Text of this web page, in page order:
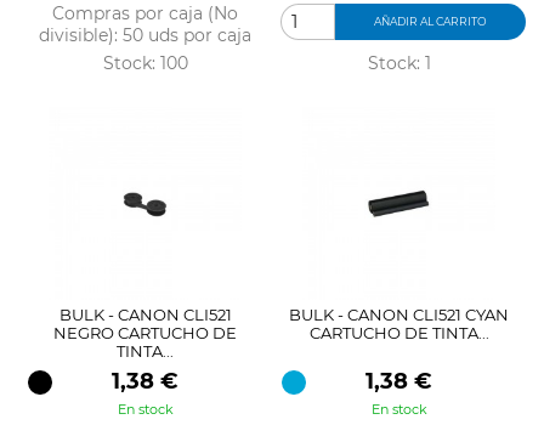
Compras por caja (No
divisible): 50 uds por caja
Stock: 100
AÑADIR AL CARRITO
Stock: 1
BULK - CANON CLI521
NEGRO CARTUCHO DE
TINTA...
Precio
1,38 €
En stock
BULK - CANON CLI521 CYAN
CARTUCHO DE TINTA...
Precio
1,38 €
En stock